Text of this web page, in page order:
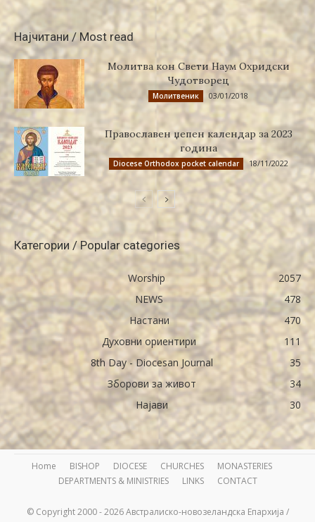
Најчитани / Most read
Молитва кон Свети Наум Охридски
Чудотворец
Молитвеник 03/01/2018
Православен џепен календар за 2023
година
Diocese Orthodox pocket calendar 18/11/2022
Категории / Popular categories
Worship
2057
NEWS
478
Настани
470
Духовни ориентири
111
8th Day - Diocesan Journal
35
Зборови за живот
34
Најави
30
Home BISHOP DIOCESE CHURCHES
MONASTERIES
DEPARTMENTS & MINISTRIES
LINKS CONTACT
© Copyright 2000 - 2026 Австралиско-новозеландска Епархија /